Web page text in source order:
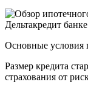
Основные условия
Размер кредита
страхования от